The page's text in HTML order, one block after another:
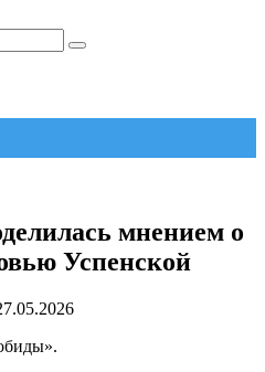
мнением о
Успенской